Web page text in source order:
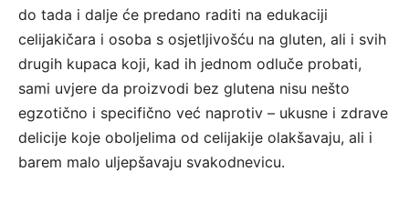
do tada i dalje će predano raditi na edukaciji
celijakičara i osoba s osjetljivošću na gluten, ali i svih
drugih kupaca koji, kad ih jednom odluče probati,
sami uvjere da proizvodi bez glutena nisu nešto
egzotično i specifično već naprotiv – ukusne i zdrave
delicije koje oboljelima od celijakije olakšavaju, ali i
barem malo uljepšavaju svakodnevicu.